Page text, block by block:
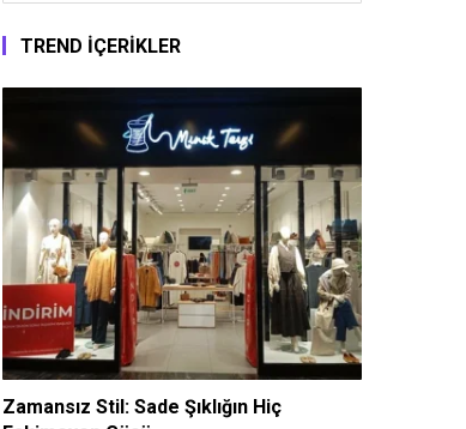
TREND İÇERİKLER
Zamansız Stil: Sade Şıklığın Hiç